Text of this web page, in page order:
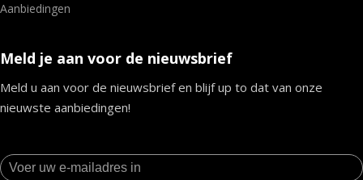
Aanbiedingen
Meld je aan voor de nieuwsbrief
Meld u aan voor de nieuwsbrief en blijf up to dat van onze
nieuwste aanbiedingen!